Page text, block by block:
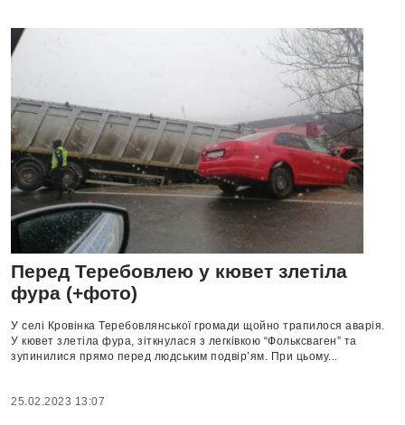
Перед Теребовлею у кювет злетіла
фура (+фото)
У селі Кровінка Теребовлянської громади щойно трапилося аварія.
У кювет злетіла фура, зіткнулася з легківкою “Фольксваген” та
зупинилися прямо перед людським подвір’ям. При цьому...
25.02.2023 13:07